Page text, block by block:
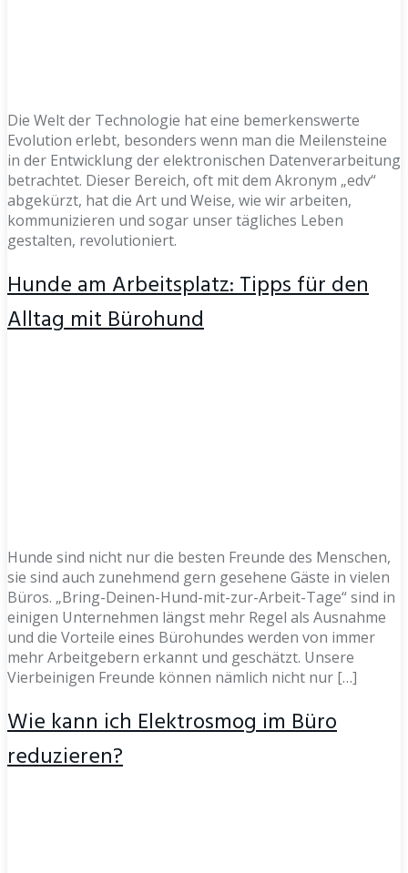
Die Welt der Technologie hat eine bemerkenswerte
Evolution erlebt, besonders wenn man die Meilensteine
in der Entwicklung der elektronischen Datenverarbeitung
betrachtet. Dieser Bereich, oft mit dem Akronym „edv“
abgekürzt, hat die Art und Weise, wie wir arbeiten,
kommunizieren und sogar unser tägliches Leben
gestalten, revolutioniert.
Hunde am Arbeitsplatz: Tipps für den
Alltag mit Bürohund
Hunde sind nicht nur die besten Freunde des Menschen,
sie sind auch zunehmend gern gesehene Gäste in vielen
Büros. „Bring-Deinen-Hund-mit-zur-Arbeit-Tage“ sind in
einigen Unternehmen längst mehr Regel als Ausnahme
und die Vorteile eines Bürohundes werden von immer
mehr Arbeitgebern erkannt und geschätzt. Unsere
Vierbeinigen Freunde können nämlich nicht nur […]
Wie kann ich Elektrosmog im Büro
reduzieren?